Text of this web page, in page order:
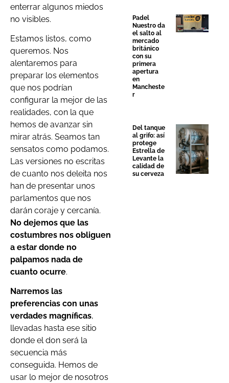
enterrar algunos miedos
no visibles.
Estamos listos, como
queremos. Nos
alentaremos para
preparar los elementos
que nos podrían
configurar la mejor de las
realidades, con la que
hemos de avanzar sin
mirar atrás. Seamos tan
sensatos como podamos.
Las versiones no escritas
de cuanto nos deleita nos
han de presentar unos
parlamentos que nos
darán coraje y cercanía.
No dejemos que las
costumbres nos obliguen
a estar donde no
palpamos nada de
cuanto ocurre.
Narremos las
preferencias con unas
verdades magníficas,
llevadas hasta ese sitio
donde el don será la
secuencia más
conseguida. Hemos de
usar lo mejor de nosotros
Padel
Nuestro da
el salto al
mercado
británico
con su
primera
apertura
en
Mancheste
r
Del tanque
al grifo: así
protege
Estrella de
Levante la
calidad de
su cerveza